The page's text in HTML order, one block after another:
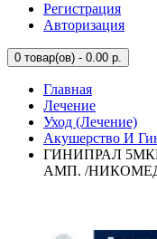
Регистрация
Авторизация
0 товар(ов) - 0.00 р.
Главная
Лечение
Уход (Лечение)
Акушерство И
ГИНИПРАЛ
АМП. /